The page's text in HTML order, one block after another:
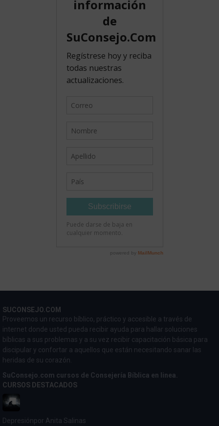
SUCONSEJO.COM
Proveemos un recurso bíblico, práctico y accesible a través de
internet donde usted pueda recibir ayuda para hallar soluciones
bíblicas a sus problemas y a su vez recibir capacitación básica para
discipular y confortar a aquellos que están necesitando sanar las
heridas de su corazón.
SuConsejo.com cursos de Consejería Bíblica en linea.
CURSOS DESTACADOS
Depresiónpor Anita Salinas